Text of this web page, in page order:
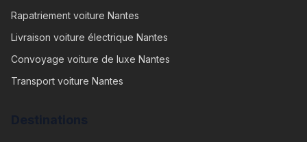
Rapatriement voiture Nantes
Livraison voiture électrique Nantes
Convoyage voiture de luxe Nantes
Transport voiture Nantes